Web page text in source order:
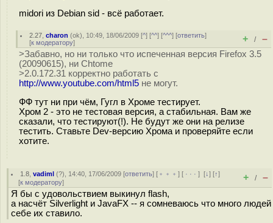
midori из Debian sid - всё работает.
2.27 ,charon (ok), 10:49, 18/06/2009 [^] [^^] [^^^] [ответить]
[к модератору] + / –
>Забавно, но ни только что испеченная версия Firefox 3.5
(20090615), ни Chtome
>2.0.172.31 корректно работать с
http://www.youtube.com/html5 не могут.
ФФ тут ни при чём, Гугл в Хроме тестирует.
Хром 2 - это не тестовая версия, а стабильная. Вам же
сказали, что тестируют(!). Не будут же они на релизе
тестить. Ставьте Dev-версию Хрома и проверяйте если
хотите.
1.8 ,vadiml (?), 14:40, 17/06/2009 [ответить] [ ﹢﹢﹢] [ · · ·][↓] [↑]
[к модератору] + / –
Я бы с удовольствием выкинул flash,
а насчёт Silverlight и JavaFX -- я сомневаюсь что много людей
себе их ставило.